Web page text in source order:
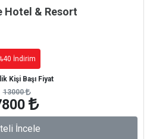
Hotel & Resort
İndirim
Kişi Başı Fiyat
13000
İncele